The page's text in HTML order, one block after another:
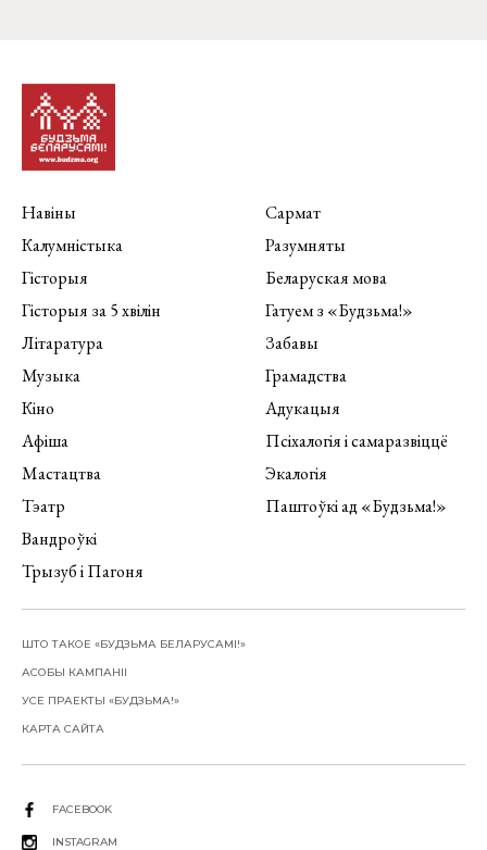
Навіны
Калумністыка
Гісторыя
Гісторыя за 5 хвілін
Літаратура
Музыка
Кіно
Афіша
Мастацтва
Тэатр
Вандроўкі
Трызуб і Пагоня
Сармат
Разумняты
Беларуская мова
Гатуем з «Будзьма!»
Забавы
Грамадства
Адукацыя
Псіхалогія і самаразвіццё
Экалогія
Паштоўкі ад «Будзьма!»
ШТО ТАКОЕ «БУДЗЬМА БЕЛАРУСАМІ!»
АСОБЫ КАМПАНІІ
УСЕ ПРАЕКТЫ «БУДЗЬМА!»
КАРТА САЙТА
FACEBOOK
INSTAGRAM